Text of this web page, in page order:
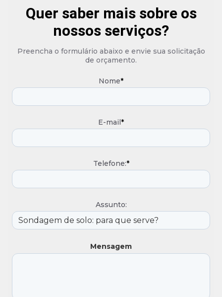
Quer saber mais sobre os
nossos serviços?
Preencha o formulário abaixo e envie sua solicitação
de orçamento.
Nome*
E-mail*
Telefone:*
Assunto:
Mensagem